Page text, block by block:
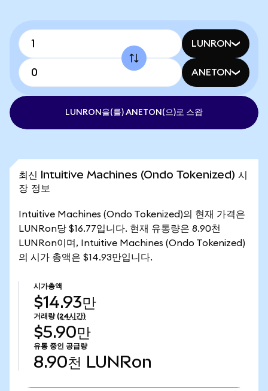
LUNRON
ANETON
LUNRON을(를) ANETON(으)로 스왑
최신 Intuitive Machines (Ondo Tokenized) 시
장 정보
Intuitive Machines (Ondo Tokenized)의 현재 가격은
LUNRon당 $16.77입니다. 현재 유통량은 8.90천
LUNRon이며, Intuitive Machines (Ondo Tokenized)
의 시가 총액은 $14.93만입니다.
시가총액
$14.93만
거래량 (24시간)
$5.90만
유통 중인 공급량
8.90천 LUNRon